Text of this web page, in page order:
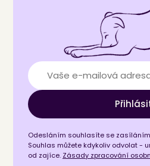
Odesláním souhlasíte se
Souhlas můžete kdykoliv odvolat -
od zajíce. Zásady zpracování